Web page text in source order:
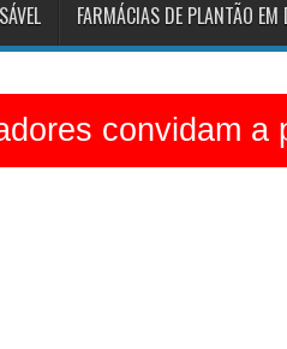
FARMÁCIAS DE PLANTÃO
convidam a